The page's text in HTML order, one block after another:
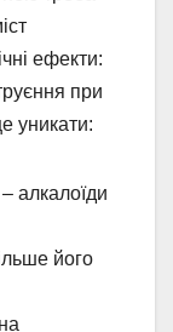
ефекти:
при
уникати:
– алкалоїди
його